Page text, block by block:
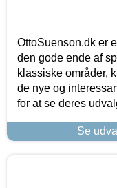
OttoSuenson.dk er
den gode ende af
klassiske områder,
de nye og
for at se deres
Se